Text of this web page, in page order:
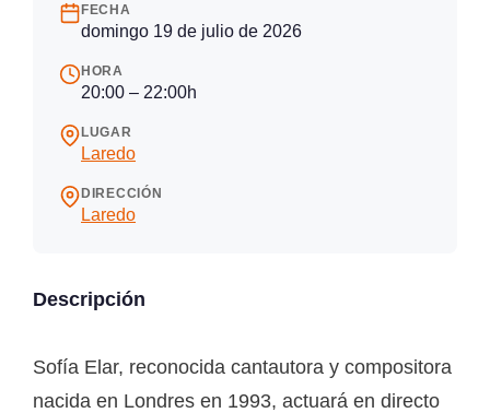
FECHA
domingo 19 de julio de 2026
HORA
20:00 – 22:00h
LUGAR
Laredo
DIRECCIÓN
Laredo
Descripción
Sofía Elar, reconocida cantautora y compositora
nacida en Londres en 1993, actuará en directo